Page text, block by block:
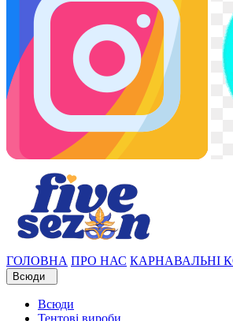
ГОЛОВНА ПРО НАС КАРНАВАЛЬНІ
Всюди
Всюди
Тентові вироби